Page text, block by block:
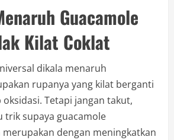
Guacamole
Kilat Coklat
dikala menaruh
rupanya yang kilat berganti
Tetapi jangan takut,
trik supaya guacamole
dengan meningkatkan